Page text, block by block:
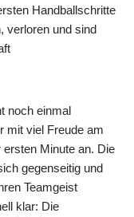
Handballschritte
verloren und sind
noch einmal
mit viel Freude am
Minute an. Die
gegenseitig und
Teamgeist
klar: Die